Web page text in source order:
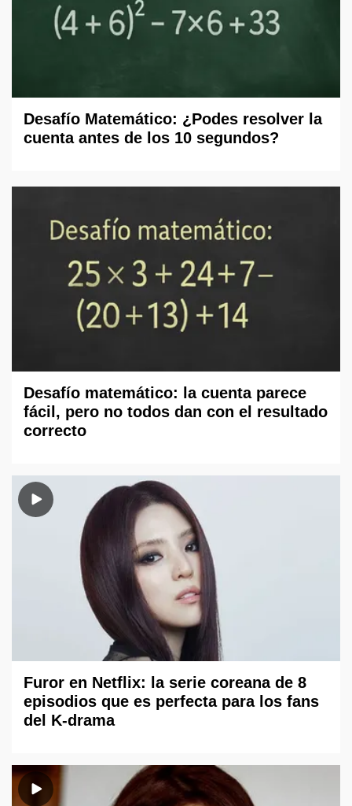
Desafío Matemático: ¿Podes resolver la
cuenta antes de los 10 segundos?
Desafío matemático: la cuenta parece
fácil, pero no todos dan con el resultado
correcto
Furor en Netflix: la serie coreana de 8
episodios que es perfecta para los fans
del K-drama